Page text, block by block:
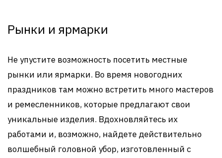
Рынки и ярмарки
Не упустите возможность посетить местные
рынки или ярмарки. Во время новогодних
праздников там можно встретить много мастеров
и ремесленников, которые предлагают свои
уникальные изделия. Вдохновляйтесь их
работами и, возможно, найдете действительно
волшебный головной убор, изготовленный с